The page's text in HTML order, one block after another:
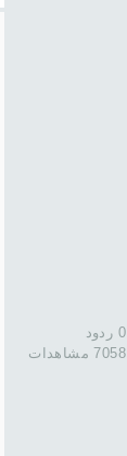
0 ردود
7058 مشاهدات